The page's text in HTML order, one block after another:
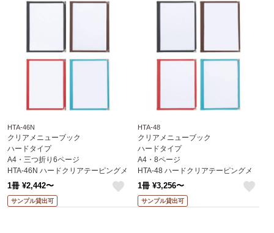
HTA-46N
クリアメニューブック
ハードタイプ
A4・三つ折り6ページ
HTA-46N ハードクリアテーピングメ
ニュー えいむ(Aim)
1冊 ¥2,442〜
サンプル貸出可
HTA-48
クリアメニューブック
ハードタイプ
A4・8ページ
HTA-48 ハードクリアテーピングメ
ニュー えいむ(Aim)
1冊 ¥3,256〜
サンプル貸出可